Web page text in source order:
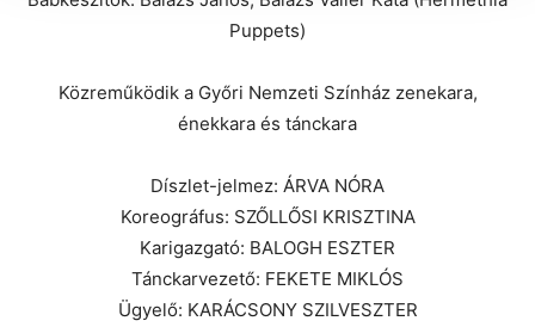
Puppets)
Közreműködik a Győri Nemzeti Színház zenekara,
énekkara és tánckara
Díszlet-jelmez: ÁRVA NÓRA
Koreográfus: SZŐLLŐSI KRISZTINA
Karigazgató: BALOGH ESZTER
Tánckarvezető: FEKETE MIKLÓS
Ügyelő: KARÁCSONY SZILVESZTER